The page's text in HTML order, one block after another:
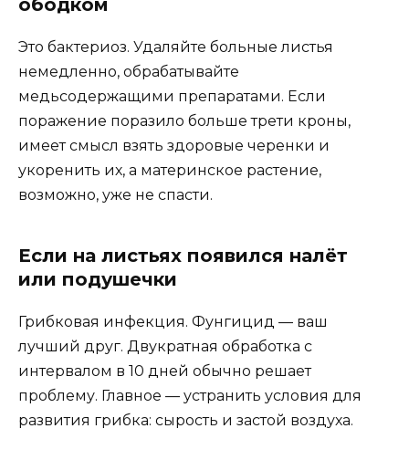
Это бактериоз. Удаляйте больные листья
немедленно, обрабатывайте
медьсодержащими препаратами. Если
поражение поразило больше трети кроны,
имеет смысл взять здоровые черенки и
укоренить их, а материнское растение,
возможно, уже не спасти.
Если на листьях появился налёт
или подушечки
Грибковая инфекция. Фунгицид — ваш
лучший друг. Двукратная обработка с
интервалом в 10 дней обычно решает
проблему. Главное — устранить условия для
развития грибка: сырость и застой воздуха.